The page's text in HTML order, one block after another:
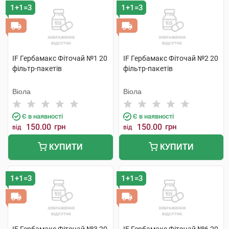
1+1=3
IF Гербамакс Фіточай №1 20
фільтр-пакетів
Віола
Є в наявності
від 150.00 грн
КУПИТИ
1+1=3
IF Гербамакс Фіточай №2 20
фільтр-пакетів
Віола
Є в наявності
від 150.00 грн
КУПИТИ
1+1=3 1+1=3